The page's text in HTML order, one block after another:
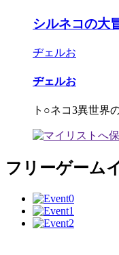
シルネコの大
ヂェルお
ヂェルお
ト○ネコ3異世界
フリーゲーム